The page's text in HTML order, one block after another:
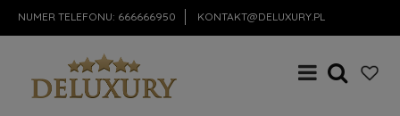
NUMER TELEFONU: 666666950 KONTAKT@DELUXURY.PL